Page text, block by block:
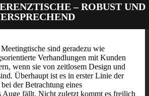
– ROBUST UND
sind geradezu wie
Verhandlungen mit Kunden
wenn sie von zeitlosem Design und
Überhaupt ist es in erster Linie der
der Betrachtung eines
Auge fällt. Nicht zuletzt kommt es freilich